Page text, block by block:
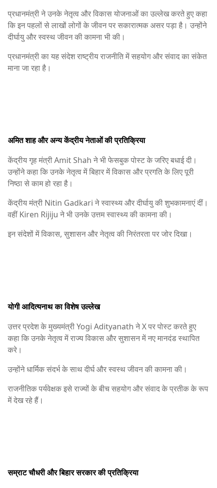
प्रधानमंत्री ने उनके नेतृत्व और विकास योजनाओं का उल्लेख करते हुए कहा
कि इन पहलों से लाखों लोगों के जीवन पर सकारात्मक असर पड़ा है। उन्होंने
दीर्घायु और स्वस्थ जीवन की कामना भी की।
प्रधानमंत्री का यह संदेश राष्ट्रीय राजनीति में सहयोग और संवाद का संकेत
माना जा रहा है।
अमित शाह और अन्य केंद्रीय नेताओं की प्रतिक्रिया
केंद्रीय गृह मंत्रीAmit Shah ने भी फेसबुक पोस्ट के जरिए बधाई दी।
उन्होंने कहा कि उनके नेतृत्व में बिहार में विकास और प्रगति के लिए पूरी
निष्ठा से काम हो रहा है।
केंद्रीय मंत्री Nitin Gadkari ने स्वास्थ्य और दीर्घायु की शुभकामनाएं दीं।
वहींKiren Rijiju ने भी उनके उत्तम स्वास्थ्य की कामना की।
इन संदेशों में विकास, सुशासन और नेतृत्व की निरंतरता पर जोर दिखा।
योगी आदित्यनाथ का विशेष उल्लेख
उत्तर प्रदेश के मुख्यमंत्रीYogi Adityanath ने X पर पोस्ट करते हुए
कहा कि उनके नेतृत्व में राज्य विकास और सुशासन में नए मानदंड स्थापित
करे।
उन्होंने धार्मिक संदर्भ के साथ दीर्घ और स्वस्थ जीवन की कामना की।
राजनीतिक पर्यवेक्षक इसे राज्यों के बीच सहयोग और संवाद के प्रतीक के रूप
में देख रहे हैं।
सम्राट चौधरी और बिहार सरकार की प्रतिक्रिया